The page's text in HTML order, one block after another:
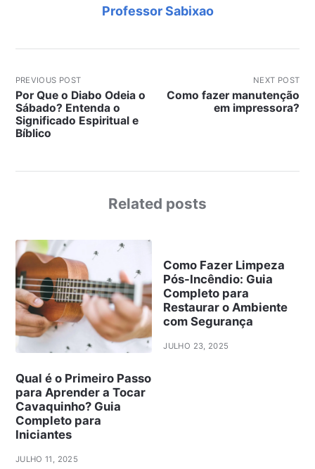
Professor Sabixao
PREVIOUS POST
Por Que o Diabo Odeia o
Sábado? Entenda o
Significado Espiritual e
Bíblico
NEXT POST
Como fazer manutenção
em impressora?
Related posts
Qual é o Primeiro Passo
para Aprender a Tocar
Cavaquinho? Guia
Completo para
Iniciantes
JULHO 11, 2025
Como Fazer Limpeza
Pós-Incêndio: Guia
Completo para
Restaurar o Ambiente
com Segurança
JULHO 23, 2025